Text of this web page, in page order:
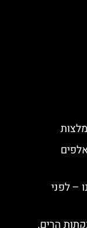
– לפני